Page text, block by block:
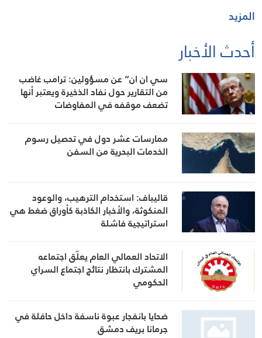
المزيد
أحدث الأخبار
سي ان ان” عن مسؤولين: ترامب غاضب
من التقارير حول نفاد الذخيرة ويعتبر أنها
تضعف موقفه في المفاوضات
ممارسات عشر دول في تحصيل رسوم
الخدمات البحرية من السفن
قاليباف: استخدام الترهيب، والوعود
المنكوثة، والأخبار الكاذبة كأوراق ضغط هي
استراتيجية فاشلة
الاتحاد العمالي العام يعلّق اجتماعه
المشترك بانتظار نتائج اجتماع السراي
الحكومي
ضحايا بانفجار عبوة ناسفة داخل حافلة في
جرمانا بريف دمشق